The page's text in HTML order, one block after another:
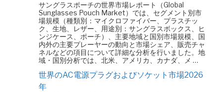
サングラスポーチの世界市場レポート（Global
Sunglasses Pouch Market）では、セグメント別市
場規模（種類別：マイクロファイバー、プラスチッ
ク、生地、レザー、用途別：サングラスボックス、ヒ
ンジケース、ポーチ）、主要地域と国別市場規模、国
内外の主要プレーヤーの動向と市場シェア、販売チャ
ネルなどの項目について詳細な分析を行いました。地
域・国別分析では、北米、アメリカ、カナダ、メ …
世界のAC電源プラグおよびソケット市場2026
年